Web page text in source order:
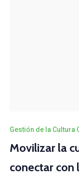
Gestión de la Cultura
Movilizar la
conectar con